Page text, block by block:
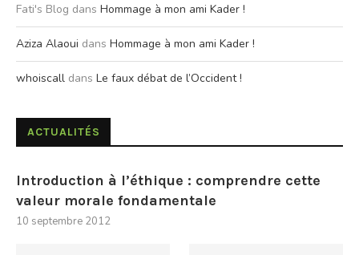
Fati's Blog dans Hommage à mon ami Kader !
Aziza Alaoui dans Hommage à mon ami Kader !
whoiscall dans Le faux débat de l’Occident !
ACTUALITÉS
Introduction à l’éthique : comprendre cette
valeur morale fondamentale
10 septembre 2012